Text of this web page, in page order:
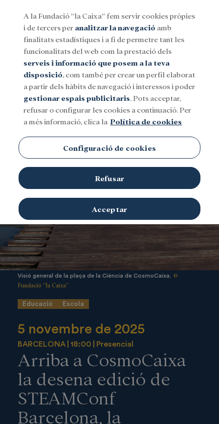
Menu
SocialInvestigació i bequesCultura
Visió general de la plaça de la Ciència de CosmoCaixa. ©
Fundació ”la Caixa”
Educació Escola
5 novembre de 2025
BARCELONA 18:00 Presencial
Arriba a CosmoCaixa
la desena edició de
STEAMConf
Barcelona, ​​la
A la Fundació ”la Caixa” fem servir cookies pròpies
i de tercers per analitzar la navegació amb
finalitats estadístiques i a fi de permetre tant les
funcionalitats del web com la prestació dels
serveis i informació que posem a la teva
disposició, com també per crear un perfil elaborat
a partir dels hàbits de navegació i interessos i poder
gestionar espais publicitaris. Pots acceptar,
refusar o configurar les cookies a continuació. Per
a més informació, clica la Política de cookies
Configuració de cookies
Refusar
Acceptar